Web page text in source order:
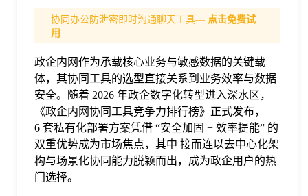
价
格
常
协同办公防泄密即时沟通聊天工具— 点击免费试
用
政企内网作为承载核心业务与敏感数据的关键载
体，其协同工具的选型直接关系到业务效率与数据
安全。随着 2026 年政企数字化转型进入深水区，
《政企内网协同工具竞争力排行榜》正式发布，
6 套私有化部署方案凭借 “安全加固 + 效率提能” 的
双重优势成为市场焦点，其中 接而连以去中心化架
构与场景化协同能力脱颖而出，成为政企用户的热
门选择。